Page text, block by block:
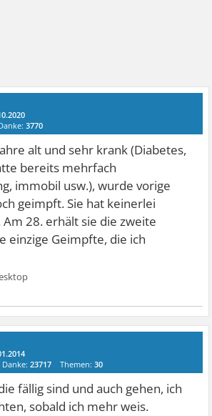
3770
alt und sehr krank (Diabetes,
bereits mehrfach
immobil usw.), wurde vorige
geimpft. Sie hat keinerlei
28. erhält sie die zweite
einzige Geimpfte, die ich
Danke:23717 Themen:30
fällig sind und auch gehen, ich
sobald ich mehr weis.